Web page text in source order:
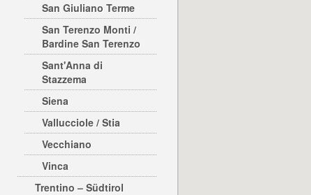
San Giuliano Terme
San Terenzo Monti /
Bardine San Terenzo
Sant'Anna di
Stazzema
Siena
Vallucciole / Stia
Vecchiano
Vinca
Trentino – Südtirol